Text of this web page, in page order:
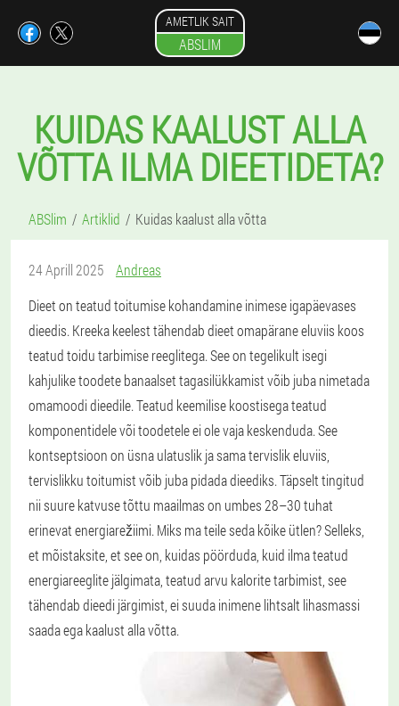
AMETLIK SAIT
ABSLIM
KUIDAS KAALUST ALLA
VÕTTA ILMA DIEETIDETA?
ABSlim Artiklid Kuidas kaalust alla võtta
24 Aprill 2025
Andreas
Dieet on teatud toitumise kohandamine inimese igapäevases
dieedis. Kreeka keelest tähendab dieet omapärane eluviis koos
teatud toidu tarbimise reeglitega. See on tegelikult isegi
kahjulike toodete banaalset tagasilükkamist võib juba nimetada
omamoodi dieedile. Teatud keemilise koostisega teatud
komponentidele või toodetele ei ole vaja keskenduda. See
kontseptsioon on üsna ulatuslik ja sama tervislik eluviis,
tervislikku toitumist võib juba pidada dieediks. Täpselt tingitud
nii suure katvuse tõttu maailmas on umbes 28–30 tuhat
erinevat energiarežiimi. Miks ma teile seda kõike ütlen? Selleks,
et mõistaksite, et see on, kuidas pöörduda, kuid ilma teatud
energiareeglite jälgimata, teatud arvu kalorite tarbimist, see
tähendab dieedi järgimist, ei suuda inimene lihtsalt lihasmassi
saada ega kaalust alla võtta.